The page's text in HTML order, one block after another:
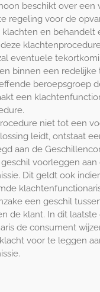
beschikt over een
regeling voor de
klachten en behandelt
eventuele
binnen een redelijke
beroepsgroep
een
niet tot een
leidt, ontstaat
aan de
voorleggen aan
Dit geldt ook
een geschil
de klant. In dit laatste
de consument
voor te leggen